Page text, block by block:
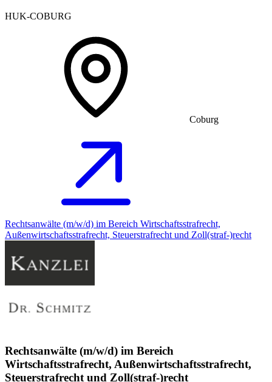
HUK-COBURG
Coburg
Rechtsanwälte (m/w/d) im Bereich Wirtschaftsstrafrecht,
Außenwirtschaftsstrafrecht, Steuerstrafrecht und Zoll(straf-)recht
Rechtsanwälte (m/w/d) im Bereich
Wirtschaftsstrafrecht, Außenwirtschaftsstrafrecht,
Steuerstrafrecht und Zoll(straf-)recht